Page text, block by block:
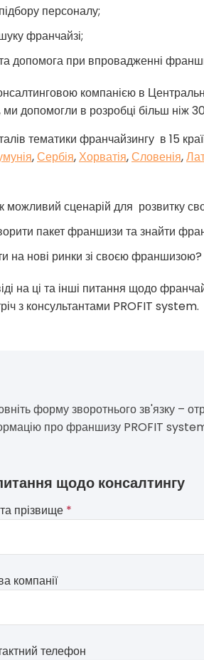
персоналу;
франчайзі;
допомога при впровадженні
компанією в
допомогли в розробці більш ніж
тематики франчайзингу в 15
,Сербія,Хорватія,Словенія,
сценарій для розвитку
пакет франшизи та знайти
на нові ринки зі своєю франшизою?
на ці та інші питання щодо
з консультантами PROFIT system.
форму зворотнього зв'язку –
про франшизу PROFIT
щодо консалтингу
прізвище *
компанії
телефон